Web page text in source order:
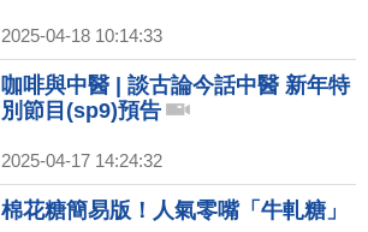
2025-04-18 10:14:33
咖啡與中醫 | 談古論今話中醫 新年特
別節目(sp9)預告
2025-04-17 14:24:32
棉花糖簡易版！人氣零嘴「牛軋糖」